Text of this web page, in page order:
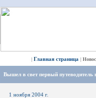
| Главная страница |
Вышел в свет первый путеводитель
1 ноября 2004 г.